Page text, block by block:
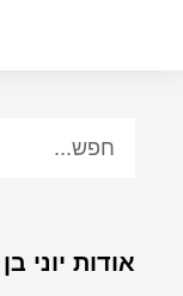
אודות יוני